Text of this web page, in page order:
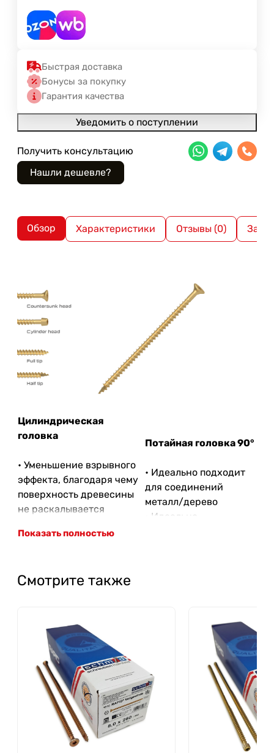
Быстрая доставка
Бонусы за покупку
Гарантия качества
Уведомить о поступлении
Получить консультацию
Обзор Характеристики Отзывы (0)
Цилиндрическая
головка
• Уменьшение взрывного
эффекта, благодаря чему
поверхность древесины
не раскалывается
глубоко зенковать
Потайная головка 90°
• Идеально подходит
для соединений
металл/дерево
• Идеально
Геометрия резьбы
• Оптимизирован для
более эффективного
процесса завинчивания
• Отличные показатели
вытягивания стержня
• Отличные показатели
• Минимизация
меньшие расстояния
от края
• Снижение момента
завинчивания на 50 %
Показать полностью
Смотрите также